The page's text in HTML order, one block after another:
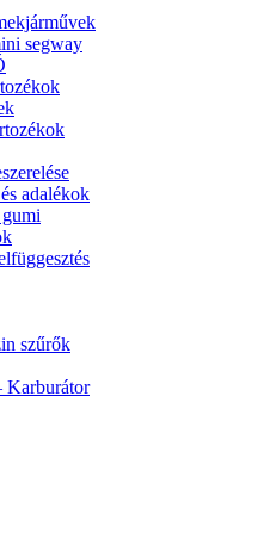
segway
adalékok
szűrők
Karburátor